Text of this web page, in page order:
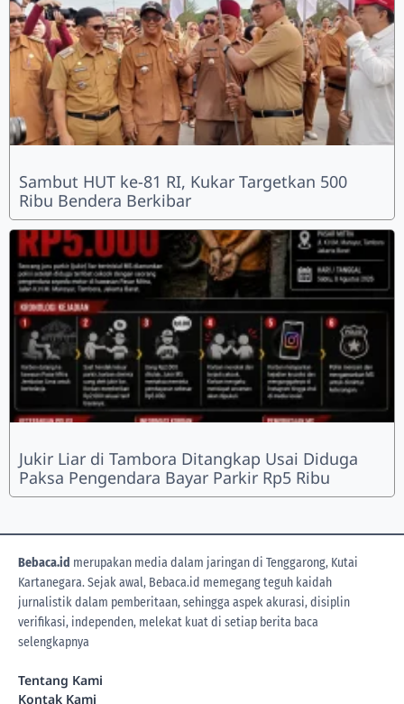
Sambut HUT ke-81 RI, Kukar Targetkan 500
Ribu Bendera Berkibar
Jukir Liar di Tambora Ditangkap Usai Diduga
Paksa Pengendara Bayar Parkir Rp5 Ribu
Bebaca.id merupakan media dalam jaringan di Tenggarong, Kutai
Kartanegara. Sejak awal, Bebaca.id memegang teguh kaidah
jurnalistik dalam pemberitaan, sehingga aspek akurasi, disiplin
verifikasi, independen, melekat kuat di setiap berita baca
selengkapnya
Tentang Kami
Kontak Kami